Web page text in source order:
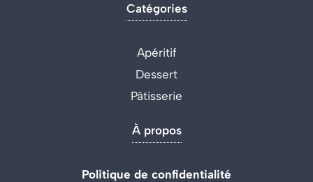
Catégories
Apéritif
Dessert
Pâtisserie
À propos
Politique de confidentialité